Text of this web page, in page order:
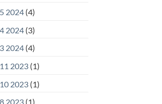
2024 (4)
2024 (3)
2024 (4)
2023 (1)
2023 (1)
2023 (1)